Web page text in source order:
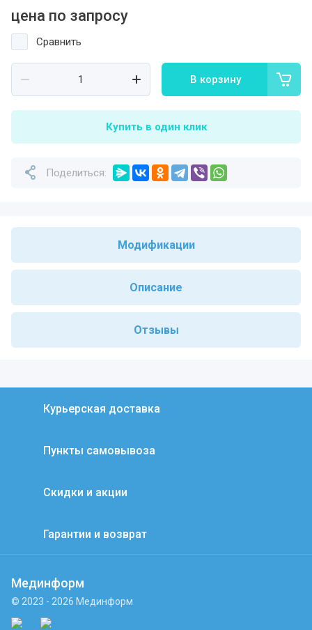
цена по запросу
Сравнить
В корзину
Купить в один клик
Поделиться:
Модификации
Описание
Отзывы
Курьерская доставка
Пункты самовывоза
Скидки и акции
Гарантии и возврат
Мединформ
© 2023 - 2026 Мединформ